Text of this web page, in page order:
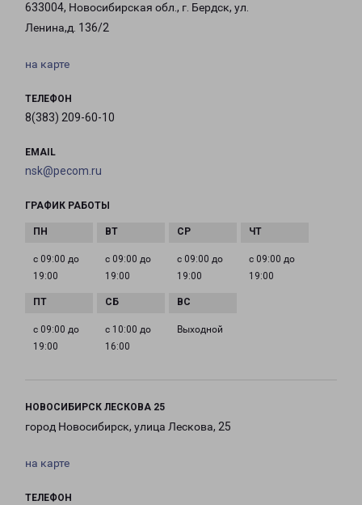
633004, Новосибирская обл., г. Бердск, ул.
Ленина,д. 136/2
на карте
ТЕЛЕФОН
8(383) 209-60-10
EMAIL
nsk@pecom.ru
ГРАФИК РАБОТЫ
с 09:00 до
19:00
с 09:00 до
19:00
с 09:00 до
19:00
с 09:00 до
19:00
с 09:00 до
19:00
с 10:00 до
16:00
Выходной
НОВОСИБИРСК ЛЕСКОВА 25
город Новосибирск, улица Лескова, 25
на карте
ТЕЛЕФОН